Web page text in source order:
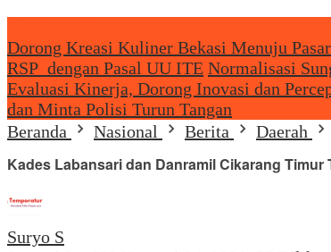
Dorong Kreasi Kuliner Bekasi Menuju
RSP dengan Pasal UU ITE Normalisasi
Evaluasi Kinerja, Dorong Inovasi dan
dan Minta Polisi Turun Tangan
Beranda
Nasional Berita Daerah
Kades Labansari dan Danramil Cikarang
Suryo S